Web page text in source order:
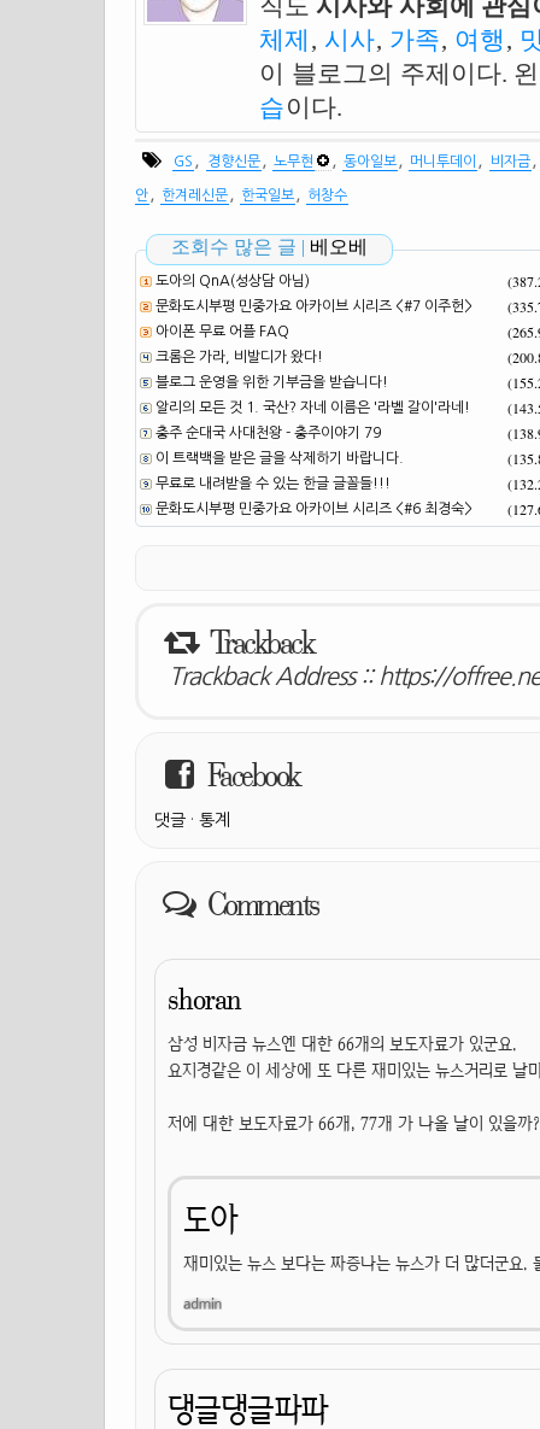
직도 시사와 사회에 관
체제 , 시사, 가족, 여행 ,
이 블로그의 주제이다.
습이다.
GS 경향신문 노무현 동아일보 머니투데이 비자금
안 한겨레신문 한국일보 허창수
조회수 많은 글 | 베오베
도아의 QnA(성상담 아님)
문화도시부평 민중가요 아카이브 시리즈 <#7 이주헌>
아이폰 무료 어플 FAQ
크롬은 가라, 비발디가 왔다!
블로그 운영을 위한 기부금을 받습니다!
알리의 모든 것 1. 국산? 자네 이름은 '라벨 갈이'라네!
충주 순대국 사대천왕 - 충주이야기 79
이 트랙백을 받은 글을 삭제하기 바랍니다.
무료로 내려받을 수 있는 한글 글꼴들!!!
문화도시부평 민중가요 아카이브 시리즈 <#6 최경숙>
Trackback
Trackback Address :: https://
Facebook
댓글 · 통계
Comments
shoran
삼성 비자금 뉴스엔 대한 66개의 보도자료가 있군요.
요지경같은 이 세상에 또 다른 재미있는 뉴스거리로 날
저에 대한 보도자료가 66개, 77개 가 나올 날이 있을까
도아
재미있는 뉴스 보다는 짜증나는 뉴스가 더 많더군요.
댕글댕글파파